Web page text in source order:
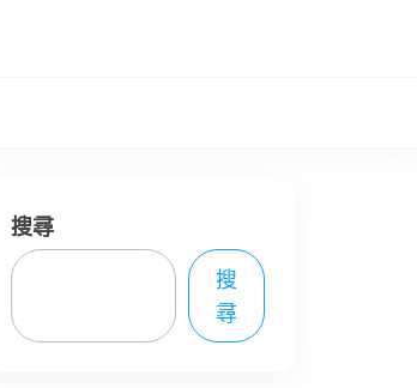
搜尋
搜
尋